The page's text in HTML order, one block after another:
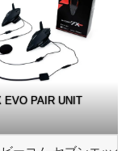
EVO PAIR UNIT